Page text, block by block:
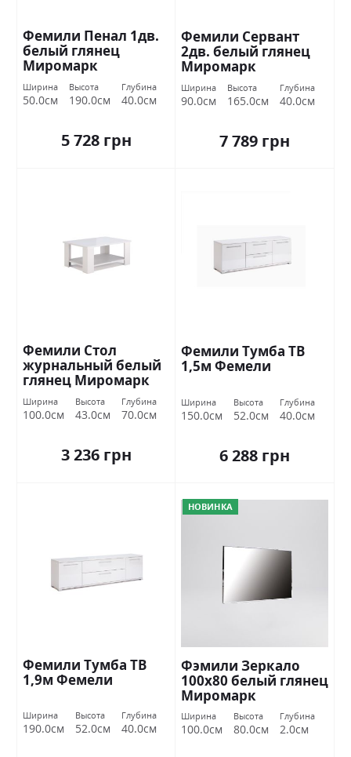
Фемили Пенал 1дв.
белый глянец
Миромарк
Ширина
50.0см
Высота
190.0см
Глубина
40.0см
5 728 грн
Фемили Сервант
2дв. белый глянец
Миромарк
Ширина
90.0см
Высота
165.0см
Глубина
40.0см
7 789 грн
Фемили Стол
журнальный белый
глянец Миромарк
Ширина
100.0см
Высота
43.0см
Глубина
70.0см
3 236 грн
Фемили Тумба ТВ
1,5м Фемели
Ширина
150.0см
Высота
52.0см
Глубина
40.0см
6 288 грн
Фемили Тумба ТВ
1,9м Фемели
Ширина
190.0см
Высота
52.0см
Глубина
40.0см
НОВИНКА
Фэмили Зеркало
100х80 белый глянец
Миромарк
Ширина
100.0см
Высота
80.0см
Глубина
2.0см